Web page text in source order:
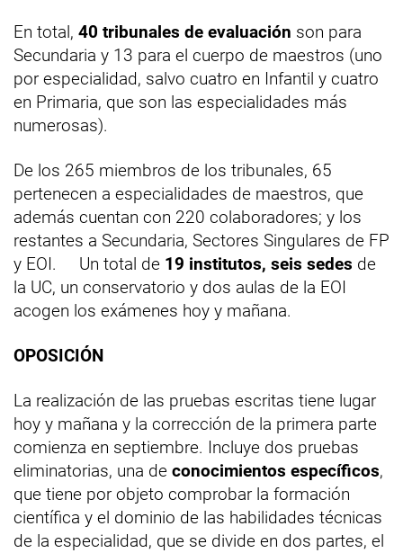
En total, 40 tribunales de evaluación son para
Secundaria y 13 para el cuerpo de maestros (uno
por especialidad, salvo cuatro en Infantil y cuatro
en Primaria, que son las especialidades más
numerosas).
De los 265 miembros de los tribunales, 65
pertenecen a especialidades de maestros, que
además cuentan con 220 colaboradores; y los
restantes a Secundaria, Sectores Singulares de FP
y EOI. Un total de 19 institutos, seis sedes de
la UC, un conservatorio y dos aulas de la EOI
acogen los exámenes hoy y mañana.
OPOSICIÓN
La realización de las pruebas escritas tiene lugar
hoy y mañana y la corrección de la primera parte
comienza en septiembre. Incluye dos pruebas
eliminatorias, una de conocimientos específicos,
que tiene por objeto comprobar la formación
científica y el dominio de las habilidades técnicas
de la especialidad, que se divide en dos partes, el